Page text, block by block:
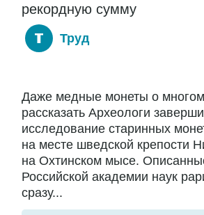
рекордную сумму
Труд
Даже медные монеты о многом
рассказать Археологи
исследование старинных
на месте шведской крепости
на Охтинском мысе.
Российской академии наук
сразу...